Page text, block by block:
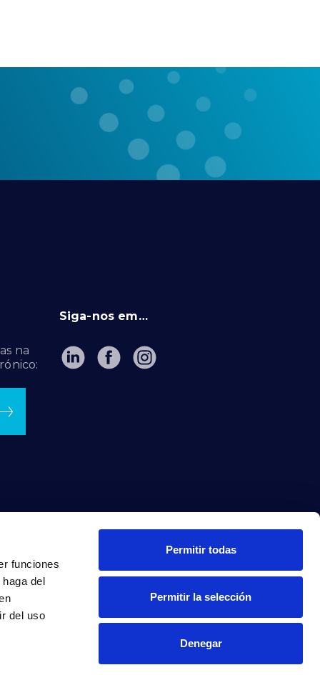
funciones
del
del uso
Permitir todas
Permitir la selección
Denegar
na
Siga-nos em…